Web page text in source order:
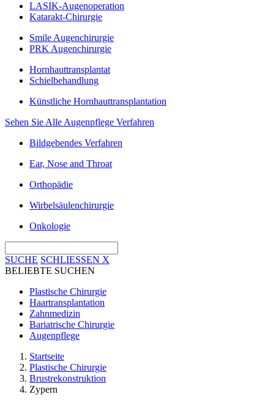
LASIK-Augenoperation
Katarakt-Chirurgie
Smile Augenchirurgie
PRK Augenchirurgie
Hornhauttransplantat
Schielbehandlung
Künstliche Hornhauttransplantation
Sehen Sie Alle Augenpflege Verfahren
Bildgebendes Verfahren
Ear, Nose and Throat
Orthopädie
Wirbelsäulenchirurgie
Onkologie
SUCHE SCHLIESSEN X
BELIEBTE SUCHEN
Plastische Chirurgie
Haartransplantation
Zahnmedizin
Bariatrische Chirurgie
Augenpflege
Startseite
Plastische Chirurgie
Brustrekonstruktion
Zypern